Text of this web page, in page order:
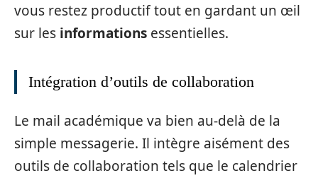
vous restez productif tout en gardant un œil
sur les informations essentielles.
Intégration d’outils de collaboration
Le mail académique va bien au-delà de la
simple messagerie. Il intègre aisément des
outils de collaboration tels que le calendrier